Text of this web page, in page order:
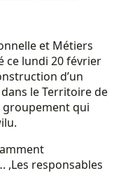
et Métiers
ce lundi 20 février
d’un
le Territoire de
groupement qui
,Les responsables